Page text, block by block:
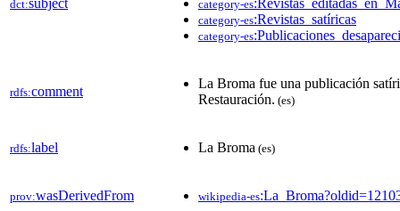
dct: category-es
category-es:Revistas_satíricas
category-es
rdfs:comment
La Broma fue una publicación
Restauración. (es)
rdfs:label La Broma (es)
prov:wasDerivedFrom wikipedia-es